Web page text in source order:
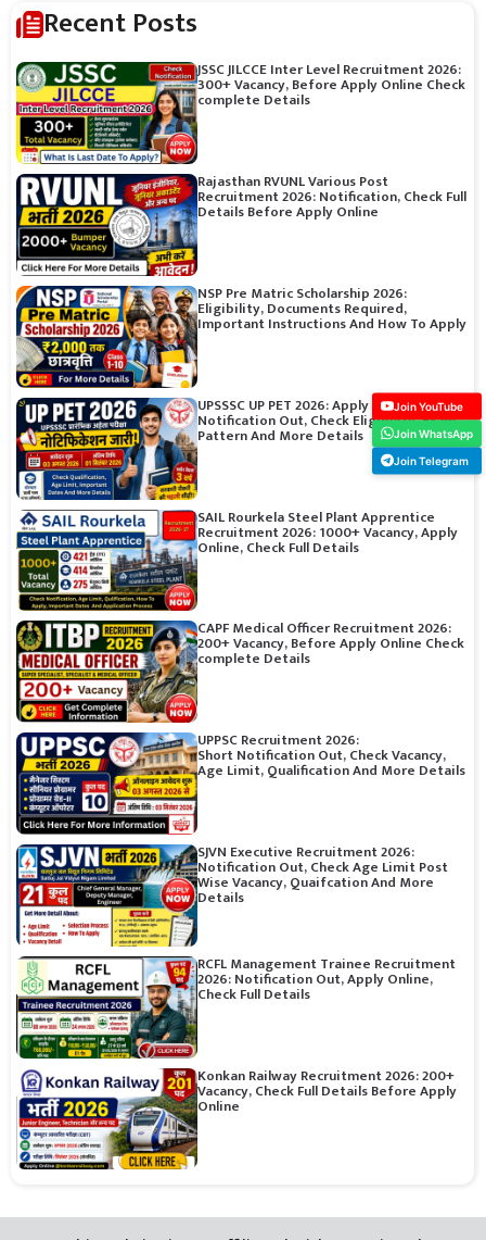
Recent Posts
JSSC JILCCE Inter Level Recruitment 2026:
300+ Vacancy, Before Apply Online Check
complete Details
Rajasthan RVUNL Various Post
Recruitment 2026: Notification, Check Full
Details Before Apply Online
NSP Pre Matric Scholarship 2026:
Eligibility, Documents Required,
Important Instructions And How To Apply
UPSSSC UP PET 2026: Apply Online,
Notification Out, Check Eligibility, Exam
Pattern And More Details
SAIL Rourkela Steel Plant Apprentice
Recruitment 2026: 1000+ Vacancy, Apply
Online, Check Full Details
CAPF Medical Officer Recruitment 2026:
200+ Vacancy, Before Apply Online Check
complete Details
UPPSC Recruitment 2026:
Short Notification Out, Check Vacancy,
Age Limit, Qualification And More Details
SJVN Executive Recruitment 2026:
Notification Out, Check Age Limit Post
Wise Vacancy, Quaifcation And More
Details
RCFL Management Trainee Recruitment
2026: Notification Out, Apply Online,
Check Full Details
Konkan Railway Recruitment 2026: 200+
Vacancy, Check Full Details Before Apply
Online
Join YouTube
Join WhatsApp
Join Telegram